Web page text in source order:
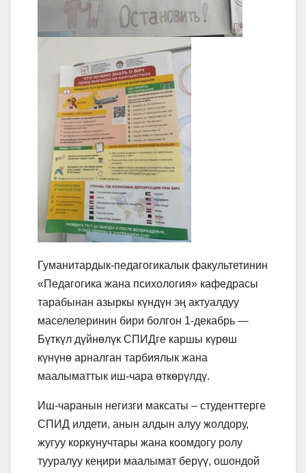
Гуманитардык-педагогикалык факультетинин
«Педагогика жана психология» кафедрасы
тарабынан азыркы күндүн эң актуалдуу
маселелеринин бири болгон 1-декабрь —
Бүткүл дүйнөлүк СПИДге каршы күрөш
күнүнө арналган тарбиялык жана
маалыматтык иш-чара өткөрүлдү.
Иш-чаранын негизги максаты – студенттерге
СПИД илдети, анын алдын алуу жолдору,
жугуу коркунучтары жана коомдогу ролу
тууралуу кеңири маалымат берүү, ошондой